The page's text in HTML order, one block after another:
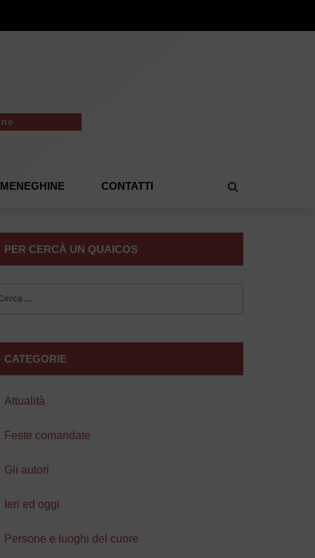
CONTATTI
PER CERCÀ UN QUAICOS
CATEGORIE
Attualità
Feste comandate
Gli autori
Ieri ed oggi
Persone e luoghi del cuore